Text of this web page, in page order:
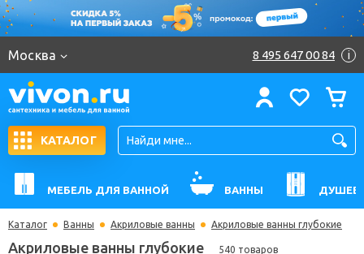
Москва 8 495 647 00 84 i
КАТАЛОГ
МЕБЕЛЬ ДЛЯ ВАННОЙ ВАННЫ
Каталог Ванны Акриловые ванны Акриловые ванны глубокие
Акриловые ванны глубокие 540 товаров